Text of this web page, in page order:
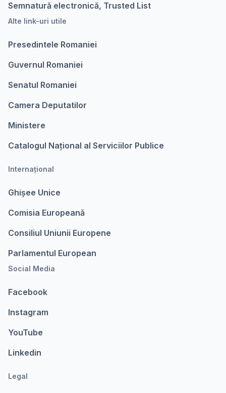
Semnatură electronică, Trusted List
Alte link-uri utile
Presedintele Romaniei
Guvernul Romaniei
Senatul Romaniei
Camera Deputatilor
Ministere
Catalogul Național al Serviciilor Publice
Internațional
Ghișee Unice
Comisia Europeanǎ
Consiliul Uniunii Europene
Parlamentul European
Social Media
Facebook
Instagram
YouTube
Linkedin
Legal